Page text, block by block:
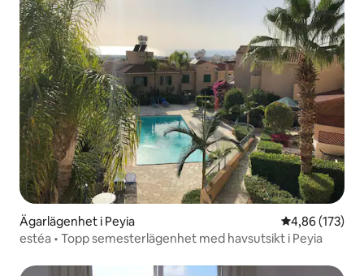
Ägarlägenhet i Peyia 4,86 av 5 i
4,86 (173)
estéa • Topp semesterlägenhet med havsutsikt i Peyia